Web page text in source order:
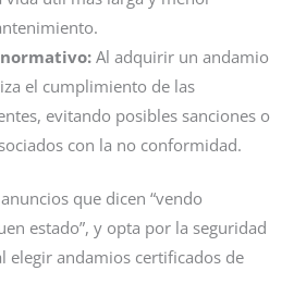
Al adquirir un andamio
el cumplimiento de las
evitando posibles sanciones o
con la no conformidad.
que dicen “vendo
estado”, y opta por la seguridad
elegir andamios certificados de